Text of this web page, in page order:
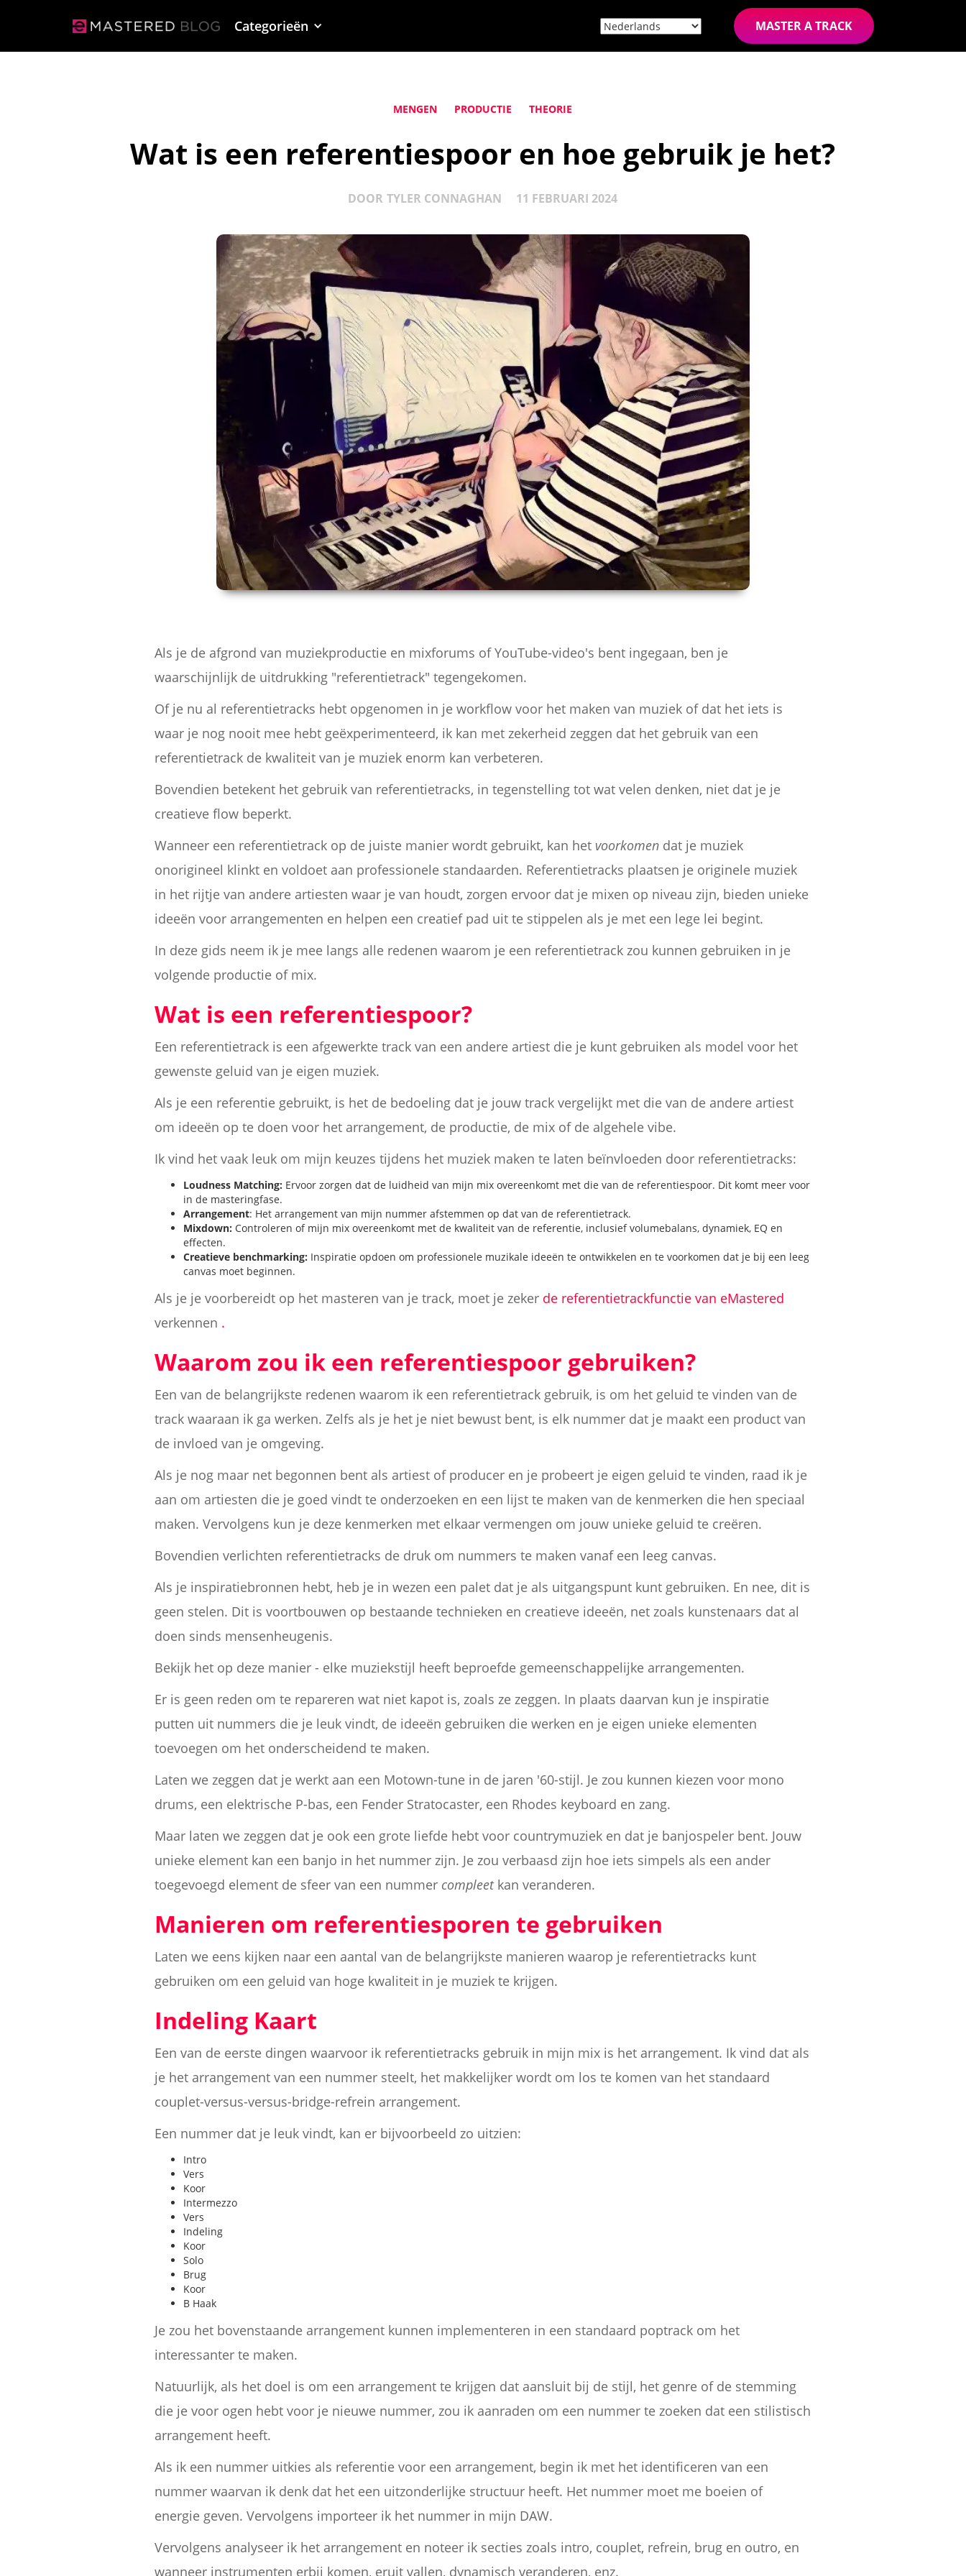
Categorieën MASTER A TRACK
MENGEN PRODUCTIE THEORIE
Wat is een referentiespoor en hoe gebruik je het?
DOOR TYLER CONNAGHAN 11 FEBRUARI 2024
Als je de afgrond van muziekproductie en mixforums of YouTube-video's bent ingegaan, ben je
waarschijnlijk de uitdrukking "referentietrack" tegengekomen.
Of je nu al referentietracks hebt opgenomen in je workflow voor het maken van muziek of dat het iets is
waar je nog nooit mee hebt geëxperimenteerd, ik kan met zekerheid zeggen dat het gebruik van een
referentietrack de kwaliteit van je muziek enorm kan verbeteren.
Bovendien betekent het gebruik van referentietracks, in tegenstelling tot wat velen denken, niet dat je je
creatieve flow beperkt.
Wanneer een referentietrack op de juiste manier wordt gebruikt, kan het voorkomen dat je muziek
onorigineel klinkt en voldoet aan professionele standaarden. Referentietracks plaatsen je originele muziek
in het rijtje van andere artiesten waar je van houdt, zorgen ervoor dat je mixen op niveau zijn, bieden unieke
ideeën voor arrangementen en helpen een creatief pad uit te stippelen als je met een lege lei begint.
In deze gids neem ik je mee langs alle redenen waarom je een referentietrack zou kunnen gebruiken in je
volgende productie of mix.
Wat is een referentiespoor?
Een referentietrack is een afgewerkte track van een andere artiest die je kunt gebruiken als model voor het
gewenste geluid van je eigen muziek.
Als je een referentie gebruikt, is het de bedoeling dat je jouw track vergelijkt met die van de andere artiest
om ideeën op te doen voor het arrangement, de productie, de mix of de algehele vibe.
Ik vind het vaak leuk om mijn keuzes tijdens het muziek maken te laten beïnvloeden door referentietracks:
Loudness Matching: Ervoor zorgen dat de luidheid van mijn mix overeenkomt met die van de referentiespoor. Dit komt meer voor
in de masteringfase.
Arrangement: Het arrangement van mijn nummer afstemmen op dat van de referentietrack.
Mixdown: Controleren of mijn mix overeenkomt met de kwaliteit van de referentie, inclusief volumebalans, dynamiek, EQ en
effecten.
Creatieve benchmarking: Inspiratie opdoen om professionele muzikale ideeën te ontwikkelen en te voorkomen dat je bij een leeg
canvas moet beginnen.
Als je je voorbereidt op het masteren van je track, moet je zeker de referentietrackfunctie van eMastered
verkennen .
Waarom zou ik een referentiespoor gebruiken?
Een van de belangrijkste redenen waarom ik een referentietrack gebruik, is om het geluid te vinden van de
track waaraan ik ga werken. Zelfs als je het je niet bewust bent, is elk nummer dat je maakt een product van
de invloed van je omgeving.
Als je nog maar net begonnen bent als artiest of producer en je probeert je eigen geluid te vinden, raad ik je
aan om artiesten die je goed vindt te onderzoeken en een lijst te maken van de kenmerken die hen speciaal
maken. Vervolgens kun je deze kenmerken met elkaar vermengen om jouw unieke geluid te creëren.
Bovendien verlichten referentietracks de druk om nummers te maken vanaf een leeg canvas.
Als je inspiratiebronnen hebt, heb je in wezen een palet dat je als uitgangspunt kunt gebruiken. En nee, dit is
geen stelen. Dit is voortbouwen op bestaande technieken en creatieve ideeën, net zoals kunstenaars dat al
doen sinds mensenheugenis.
Bekijk het op deze manier - elke muziekstijl heeft beproefde gemeenschappelijke arrangementen.
Er is geen reden om te repareren wat niet kapot is, zoals ze zeggen. In plaats daarvan kun je inspiratie
putten uit nummers die je leuk vindt, de ideeën gebruiken die werken en je eigen unieke elementen
toevoegen om het onderscheidend te maken.
Laten we zeggen dat je werkt aan een Motown-tune in de jaren '60-stijl. Je zou kunnen kiezen voor mono
drums, een elektrische P-bas, een Fender Stratocaster, een Rhodes keyboard en zang.
Maar laten we zeggen dat je ook een grote liefde hebt voor countrymuziek en dat je banjospeler bent. Jouw
unieke element kan een banjo in het nummer zijn. Je zou verbaasd zijn hoe iets simpels als een ander
toegevoegd element de sfeer van een nummer compleetkan veranderen.
Manieren om referentiesporen te gebruiken
Laten we eens kijken naar een aantal van de belangrijkste manieren waarop je referentietracks kunt
gebruiken om een geluid van hoge kwaliteit in je muziek te krijgen.
Indeling Kaart
Een van de eerste dingen waarvoor ik referentietracks gebruik in mijn mix is het arrangement. Ik vind dat als
je het arrangement van een nummer steelt, het makkelijker wordt om los te komen van het standaard
couplet-versus-versus-bridge-refrein arrangement.
Een nummer dat je leuk vindt, kan er bijvoorbeeld zo uitzien:
Intro
Vers
Koor
Intermezzo
Vers
Indeling
Koor
Solo
Brug
Koor
B Haak
Je zou het bovenstaande arrangement kunnen implementeren in een standaard poptrack om het
interessanter te maken.
Natuurlijk, als het doel is om een arrangement te krijgen dat aansluit bij de stijl, het genre of de stemming
die je voor ogen hebt voor je nieuwe nummer, zou ik aanraden om een nummer te zoeken dat een stilistisch
arrangement heeft.
Als ik een nummer uitkies als referentie voor een arrangement, begin ik met het identificeren van een
nummer waarvan ik denk dat het een uitzonderlijke structuur heeft. Het nummer moet me boeien of
energie geven. Vervolgens importeer ik het nummer in mijn DAW.
Vervolgens analyseer ik het arrangement en noteer ik secties zoals intro, couplet, refrein, brug en outro, en
wanneer instrumenten erbij komen, eruit vallen, dynamisch veranderen, enz.